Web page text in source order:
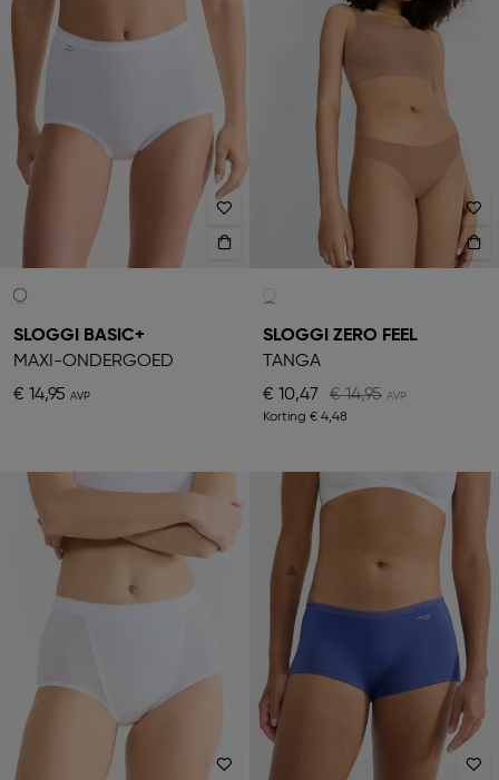
SLOGGI BASIC+
MAXI-ONDERGOED
€ 14,95
SLOGGI ZERO FEEL
TANGA
€ 10,47
€ 14,95
Korting € 4,48